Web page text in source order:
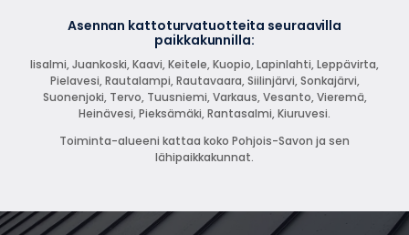
Asennan kattoturvatuotteita seuraavilla
paikkakunnilla:
Iisalmi, Juankoski, Kaavi, Keitele, Kuopio, Lapinlahti, Leppävirta,
Pielavesi, Rautalampi, Rautavaara, Siilinjärvi, Sonkajärvi,
Suonenjoki, Tervo, Tuusniemi, Varkaus, Vesanto, Vieremä,
Heinävesi, Pieksämäki, Rantasalmi, Kiuruvesi.
Toiminta-alueeni kattaa koko Pohjois-Savon ja sen
lähipaikkakunnat.